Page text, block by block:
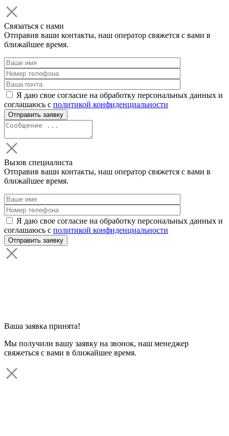
Связаться с нами
Отправив ваши контакты, наш оператор свяжется с вами в
ближайшее время.
Я даю свое согласие на обработку персональных данных и
соглашаюсь с политикой конфиденциальности
Вызов специалиста
Отправив ваши контакты, наш оператор свяжется с вами в
ближайшее время.
Я даю свое согласие на обработку персональных данных и
соглашаюсь с политикой конфиденциальности
Ваша заявка принята!
Мы получили вашу заявку на звонок, наш менеджер
свяжеться с вами в ближайшее время.